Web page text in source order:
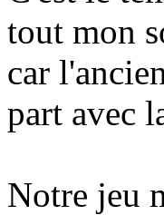
tout mon
car
part avec
Notre jeu